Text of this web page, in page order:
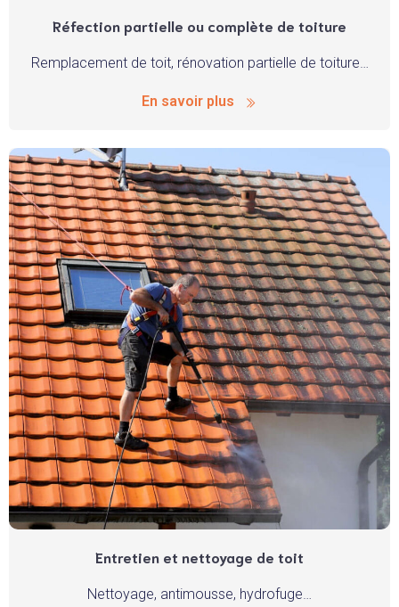
Réfection partielle ou complète de toiture
Remplacement de toit, rénovation partielle de toiture…
En savoir plus
Entretien et nettoyage de toit
Nettoyage, antimousse, hydrofuge…